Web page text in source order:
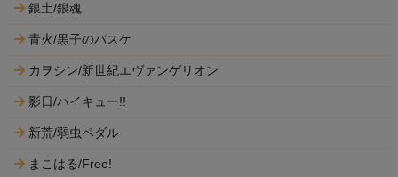
銀土/銀魂
青火/黒子のバスケ
カヲシン/新世紀エヴァンゲリオン
影日/ハイキュー!!
新荒/弱虫ペダル
まこはる/Free!